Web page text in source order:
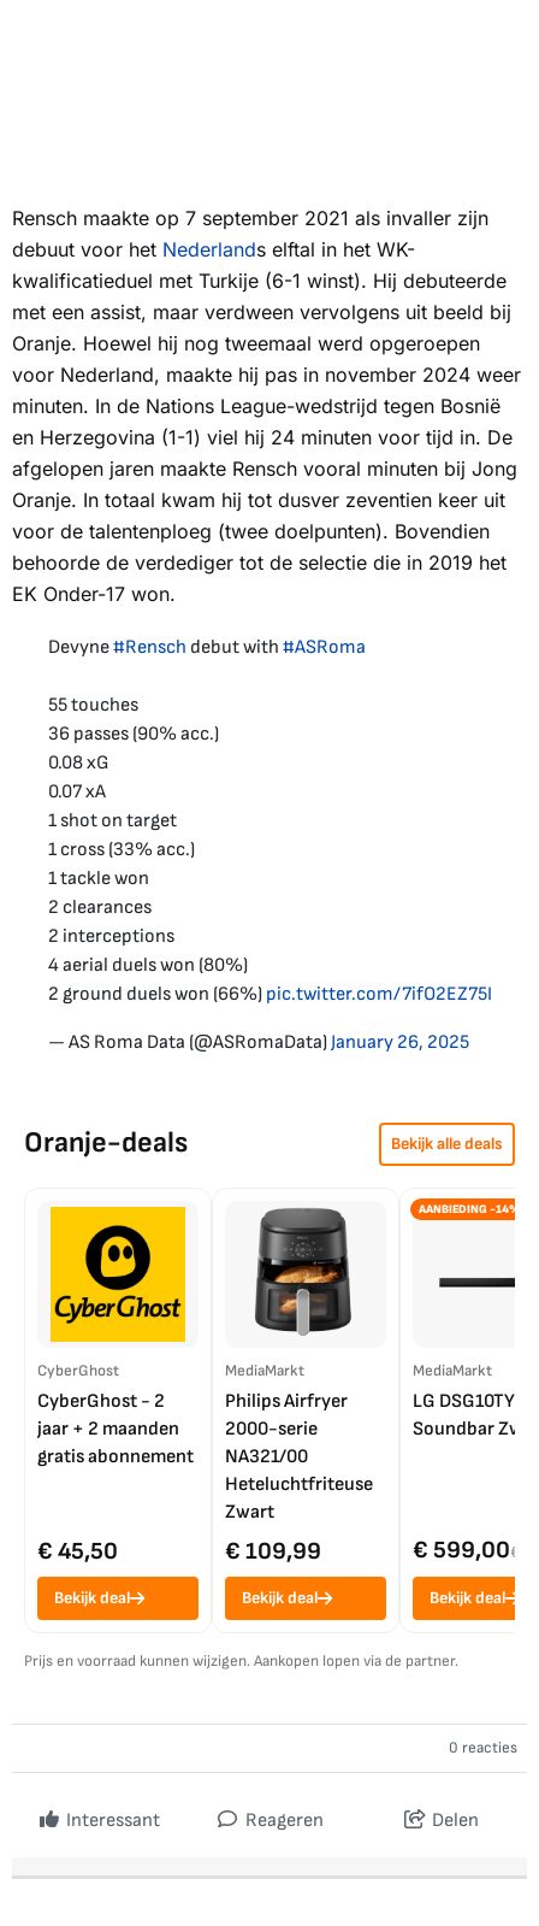
Rensch maakte op 7 september 2021 als invaller zijn
debuut voor het Nederlands elftal in het WK-
kwalificatieduel met Turkije (6-1 winst). Hij debuteerde
met een assist, maar verdween vervolgens uit beeld bij
Oranje. Hoewel hij nog tweemaal werd opgeroepen
voor Nederland, maakte hij pas in november 2024 weer
minuten. In de Nations League-wedstrijd tegen Bosnië
en Herzegovina (1-1) viel hij 24 minuten voor tijd in. De
afgelopen jaren maakte Rensch vooral minuten bij Jong
Oranje. In totaal kwam hij tot dusver zeventien keer uit
voor de talentenploeg (twee doelpunten). Bovendien
behoorde de verdediger tot de selectie die in 2019 het
EK Onder-17 won.
Devyne#Rensch debut with #ASRoma
55 touches
36 passes (90% acc.)
0.08 xG
0.07 xA
1 shot on target
1 cross (33% acc.)
1 tackle won
2 clearances
2 interceptions
4 aerial duels won (80%)
2 ground duels won (66%) pic.twitter.com/7ifO2EZ75I
— AS Roma Data (@ASRomaData)January 26, 2025
Oranje-deals Bekijk alle deals
CyberGhost
CyberGhost - 2
jaar + 2 maanden
gratis abonnement
€ 45,50
Bekijk deal
MediaMarkt
Philips Airfryer
2000-serie
NA321/00
Heteluchtfriteuse
Zwart
€ 109,99
Bekijk deal
AANBIEDING -14%
MediaMarkt
LG DSG10TY
Soundbar
€ 599,00€
Bekijk deal
Prijs en voorraad kunnen wijzigen. Aankopen lopen via de partner.
0 reacties
Interessant Reageren Delen